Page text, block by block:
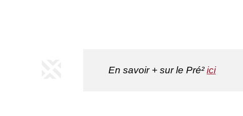
En savoir + sur le Pré²ici